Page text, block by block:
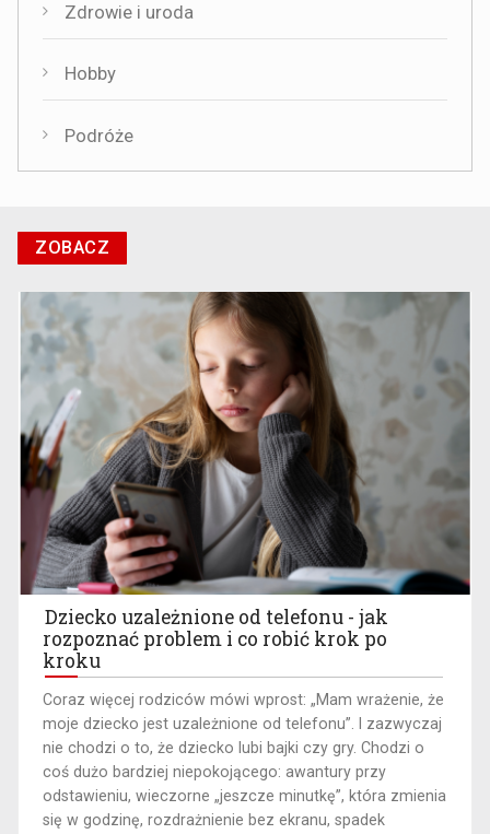
Zdrowie i uroda
Hobby
Podróże
ZOBACZ
Dziecko uzależnione od telefonu - jak
rozpoznać problem i co robić krok po
kroku
Coraz więcej rodziców mówi wprost: „Mam wrażenie, że
moje dziecko jest uzależnione od telefonu”. I zazwyczaj
nie chodzi o to, że dziecko lubi bajki czy gry. Chodzi o
coś dużo bardziej niepokojącego: awantury przy
odstawieniu, wieczorne „jeszcze minutkę”, która zmienia
się w godzinę, rozdrażnienie bez ekranu, spadek